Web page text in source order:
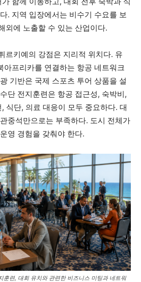
. 지역 입장에서는 비수기 수요를 보
외에 노출할 수 있는 산업이다.
르키예의 강점은 지리적 위치다. 유
아프리카를 연결하는 항공 네트워크
기반은 국제 스포츠 투어 상품을 설
단 전지훈련은 항공 접근성, 숙박비,
식단, 의료 대응이 모두 중요하다. 대
중석만으로는 부족하다. 도시 전체가
영 경험을 갖춰야 한다.
훈련, 대회 유치와 관련한 비즈니스 미팅과 네트워